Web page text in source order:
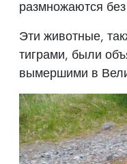
размножаются
Эти животные,
тиграми, были
вымершими в